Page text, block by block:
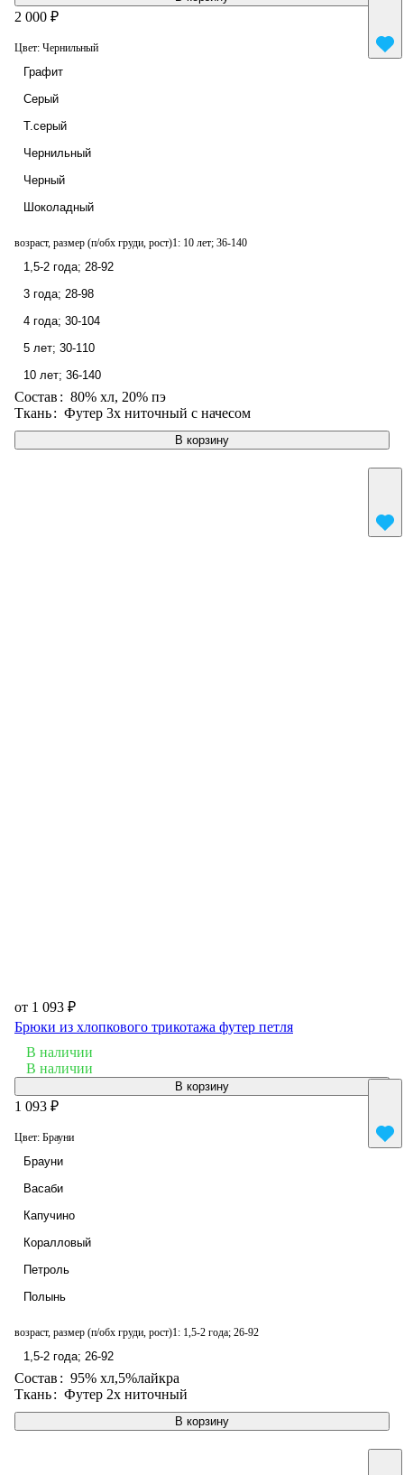
В корзину
2 000 ₽
Цвет: Чернильный
Графит
Серый
Т.серый
Чернильный
Черный
Шоколадный
возраст, размер (п/обх груди, рост)1: 10 лет; 36-140
1,5-2 года; 28-92
3 года; 28-98
4 года; 30-104
5 лет; 30-110
10 лет; 36-140
Состав: 80% хл, 20% пэ
Ткань: Футер 3х ниточный с начесом
от 1 093 ₽
Брюки из хлопкового трикотажа футер петля
В наличии
В корзину
В наличии
В корзину
1 093 ₽
Цвет: Брауни
Брауни
Васаби
Капучино
Коралловый
Петроль
Полынь
возраст, размер (п/обх груди, рост)1: 1,5-2 года; 26-92
1,5-2 года; 26-92
Состав: 95% хл,5%лайкра
Ткань: Футер 2х ниточный